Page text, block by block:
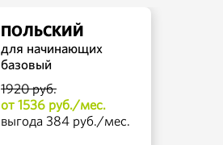
ПОЛЬСКИЙ
для начинающих
базовый
1920 руб.
от 1536 руб./мес.
выгода 384 руб./мес.